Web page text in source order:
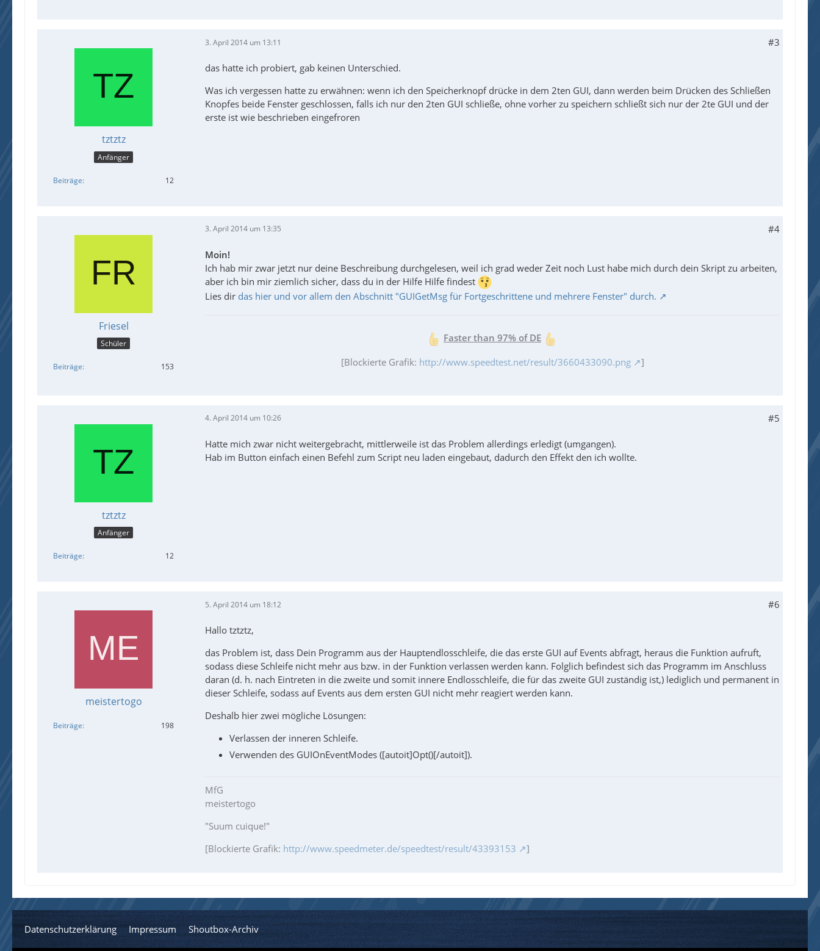
tztztz
Anfänger
Beiträge 12
3. April 2014 um 13:11 #3
das hatte ich probiert, gab keinen Unterschied.
Was ich vergessen hatte zu erwähnen: wenn ich den Speicherknopf drücke in dem 2ten GUI, dann werden beim Drücken des Schließen
Knopfes beide Fenster geschlossen, falls ich nur den 2ten GUI schließe, ohne vorher zu speichern schließt sich nur der 2te GUI und der
erste ist wie beschrieben eingefroren
Friesel
Schüler
Beiträge 153
3. April 2014 um 13:35 #4
Moin!
Ich hab mir zwar jetzt nur deine Beschreibung durchgelesen, weil ich grad weder Zeit noch Lust habe mich durch dein Skript zu arbeiten,
aber ich bin mir ziemlich sicher, dass du in der Hilfe Hilfe findest
Lies dir das hier und vor allem den Abschnitt "GUIGetMsg für Fortgeschrittene und mehrere Fenster" durch.
Faster than 97% of DE
[Blockierte Grafik: http://www.speedtest.net/result/3660433090.png ]
tztztz
Anfänger
Beiträge 12
4. April 2014 um 10:26 #5
Hatte mich zwar nicht weitergebracht, mittlerweile ist das Problem allerdings erledigt (umgangen).
Hab im Button einfach einen Befehl zum Script neu laden eingebaut, dadurch den Effekt den ich wollte.
meistertogo
Beiträge 198
5. April 2014 um 18:12 #6
Hallo tztztz,
das Problem ist, dass Dein Programm aus der Hauptendlosschleife, die das erste GUI auf Events abfragt, heraus die Funktion aufruft,
sodass diese Schleife nicht mehr aus bzw. in der Funktion verlassen werden kann. Folglich befindest sich das Programm im Anschluss
daran (d. h. nach Eintreten in die zweite und somit innere Endlosschleife, die für das zweite GUI zuständig ist,) lediglich und permanent in
dieser Schleife, sodass auf Events aus dem ersten GUI nicht mehr reagiert werden kann.
Deshalb hier zwei mögliche Lösungen:
Verlassen der inneren Schleife.
Verwenden des GUIOnEventModes ([autoit]Opt()[/autoit]).
MfG
meistertogo
"Suum cuique!"
[Blockierte Grafik: http://www.speedmeter.de/speedtest/result/43393153 ]
Datenschutzerklärung Impressum Shoutbox-Archiv